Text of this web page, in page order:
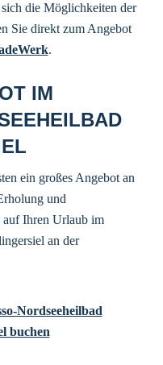
sich die Möglichkeiten der
Sie direkt zum Angebot
.
IM T
N
ein großes Angebot an
und
auf Ihren Urlaub im
an der